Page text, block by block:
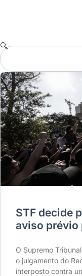
STF decide
aviso prévio
O Supremo
o julgamento do
interposto contra